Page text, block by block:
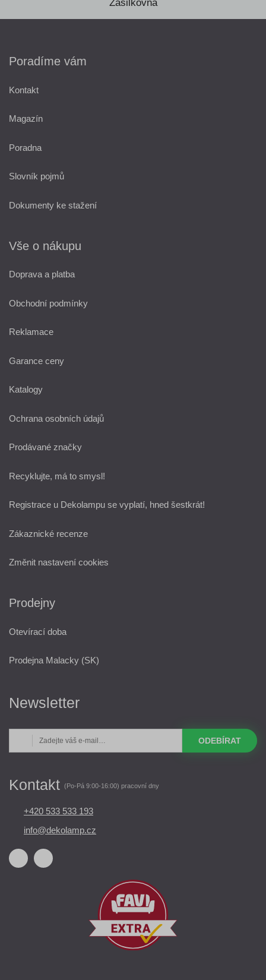
Zásilkovna
Poradíme vám
Kontakt
Magazín
Poradna
Slovník pojmů
Dokumenty ke stažení
Vše o nákupu
Doprava a platba
Obchodní podmínky
Reklamace
Garance ceny
Katalogy
Ochrana osobních údajů
Prodávané značky
Recyklujte, má to smysl!
Registrace u Dekolampu se vyplatí, hned šestkrát!
Zákaznické recenze
Změnit nastavení cookies
Prodejny
Otevírací doba
Prodejna Malacky (SK)
Newsletter
ODEBÍRAT
Kontakt (Po-Pá 9:00-16:00) pracovní dny
+420 533 533 193
info@dekolamp.cz